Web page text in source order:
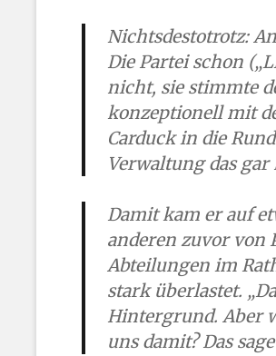
Nichtsdestotrotz:
Die Partei schon
nicht, sie stimmte
konzeptionell mit
Carduck in die
Verwaltung das
Damit kam er auf
anderen zuvor von
Abteilungen im
stark überlastet.
Hintergrund. Aber
uns damit? Das